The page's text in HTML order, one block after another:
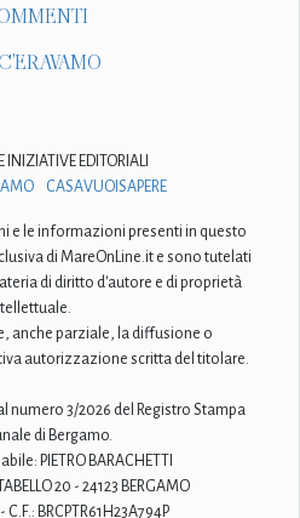
INIZIATIVE EDITORIALI
CASAVUOISAPERE
e le informazioni presenti in questo
di MareOnLine.it e sono tutelati
di diritto d'autore e di proprietà
anche parziale, la diffusione o
autorizzazione scritta del titolare.
numero 3/2026 del Registro Stampa
di Bergamo.
PIETRO BARACHETTI
20 - 24123 BERGAMO
C.F.: BRCPTR61H23A794P